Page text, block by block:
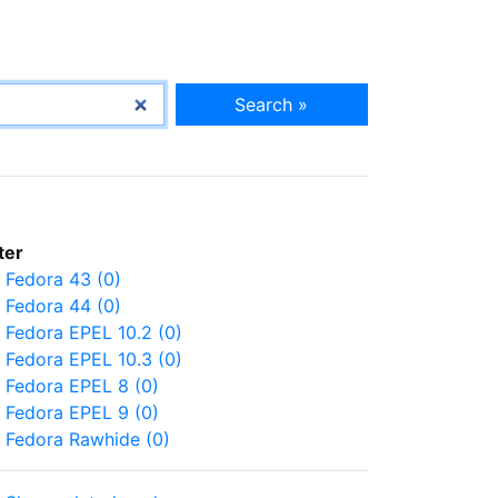
Search »
Fedora 43 (0)
Fedora 44 (0)
Fedora EPEL 10.2 (0)
Fedora EPEL 10.3 (0)
Fedora EPEL 8 (0)
Fedora EPEL 9 (0)
Fedora Rawhide (0)